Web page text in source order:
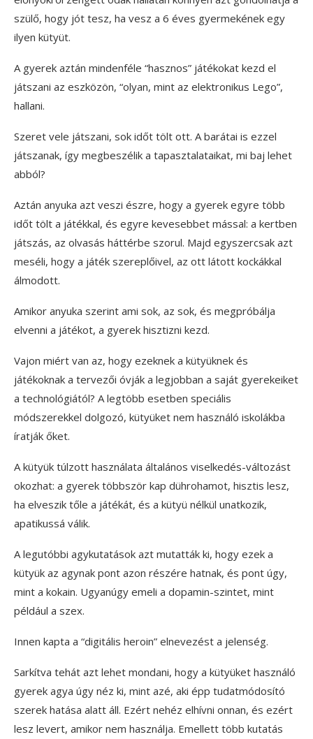
szülő, hogy jót tesz, ha vesz a 6 éves gyermekének egy
ilyen kütyüt.
A gyerek aztán mindenféle “hasznos” játékokat kezd el
játszani az eszközön, “olyan, mint az elektronikus Lego”,
hallani.
Szeret vele játszani, sok időt tölt ott. A barátai is ezzel
játszanak, így megbeszélik a tapasztalataikat, mi baj lehet
abból?
Aztán anyuka azt veszi észre, hogy a gyerek egyre több
időt tölt a játékkal, és egyre kevesebbet mással: a kertben
játszás, az olvasás háttérbe szorul. Majd egyszercsak azt
meséli, hogy a játék szereplőivel, az ott látott kockákkal
álmodott.
Amikor anyuka szerint ami sok, az sok, és megpróbálja
elvenni a játékot, a gyerek hisztizni kezd.
Vajon miért van az, hogy ezeknek a kütyüknek és
játékoknak a tervezői óvják a legjobban a saját gyerekeiket
a technológiától? A legtöbb esetben speciális
módszerekkel dolgozó, kütyüket nem használó iskolákba
íratják őket.
A kütyük túlzott használata általános viselkedés-változást
okozhat: a gyerek többször kap dührohamot, hisztis lesz,
ha elveszik tőle a játékát, és a kütyü nélkül unatkozik,
apatikussá válik.
A legutóbbi agykutatások azt mutatták ki, hogy ezek a
kütyük az agynak pont azon részére hatnak, és pont úgy,
mint a kokain. Ugyanúgy emeli a dopamin-szintet, mint
például a szex.
Innen kapta a “digitális heroin” elnevezést a jelenség.
Sarkítva tehát azt lehet mondani, hogy a kütyüket használó
gyerek agya úgy néz ki, mint azé, aki épp tudatmódosító
szerek hatása alatt áll. Ezért nehéz elhívni onnan, és ezért
lesz levert, amikor nem használja. Emellett több kutatás